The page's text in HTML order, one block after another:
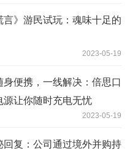
言》游民试玩：魂味十足的
2023-05-19
身便携，一线解决：倍思口
源让你随时充电无忧
2023-05-19
回复：公司通过境外并购持